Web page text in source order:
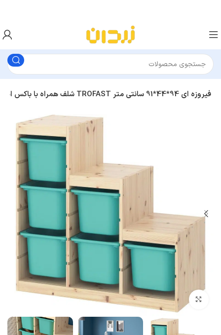
شلف همراه با باکس ایکیا TROFAST فیروزه ای 94*44*91 سانتی متر
بزرگنمایی تصویر